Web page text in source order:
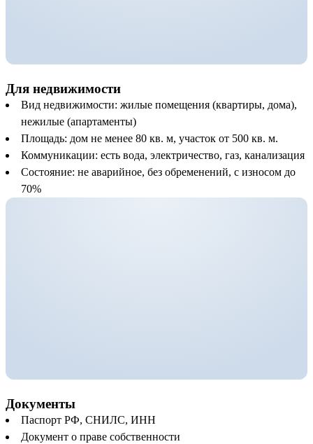
Для недвижимости
Вид недвижимости: жилые помещения (квартиры, дома),
нежилые (апартаменты)
Площадь: дом не менее 80 кв. м, участок от 500 кв. м.
Коммуникации: есть вода, электричество, газ, канализация
Состояние: не аварийное, без обременений, с износом до
70%
Документы
Паспорт РФ, СНИЛС, ИНН
Документ о праве собственности